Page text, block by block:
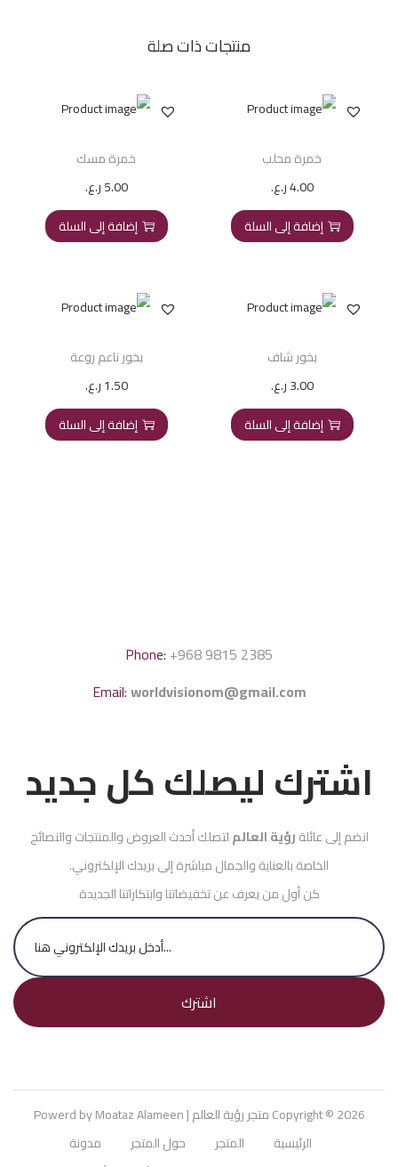
منتجات ذات صلة
خمرة محلب
4.00ر.ع.
إضافة إلى السلة
خمرة مسك
5.00ر.ع.
إضافة إلى السلة
بخور شاف
3.00ر.ع.
إضافة إلى السلة
بخور ناعم روعة
1.50ر.ع.
إضافة إلى السلة
Phone: +968 9815 2385
Email:worldvisionom@gmail.com
اشترك ليصلك كل جديد
انضم إلى عائلةرؤية العالملتصلك أحدث العروض والمنتجات والنصائح
الخاصة بالعناية والجمال مباشرة إلى بريدك الإلكتروني.
كن أول من يعرف عن تخفيضاتنا وابتكاراتنا الجديدة
اشترك
Copyright © 2026متجر رؤية العالم| Powerd by Moataz Alameen
الرئيسية
المتجر حول المتجر
مدونة